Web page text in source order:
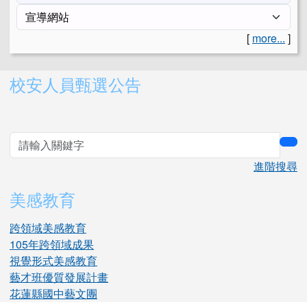
[ more... ]
右邊區域內容
校安人員甄選公告
進階搜尋
美感教育
跨領域美感教育
105年跨領域成果
視覺形式美感教育
藝才班優質發展計畫
花蓮縣國中藝文團